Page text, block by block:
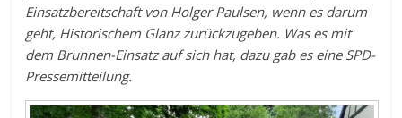
Einsatzbereitschaft von Holger Paulsen, wenn es darum
geht, Historischem Glanz zurückzugeben. Was es mit
dem Brunnen-Einsatz auf sich hat, dazu gab es eine SPD-
Pressemitteilung.